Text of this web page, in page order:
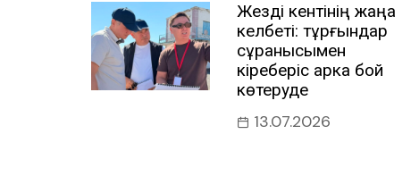
Жезді кентінің жаңа
келбеті: тұрғындар
сұранысымен
кіреберіс арка бой
көтеруде
13.07.2026